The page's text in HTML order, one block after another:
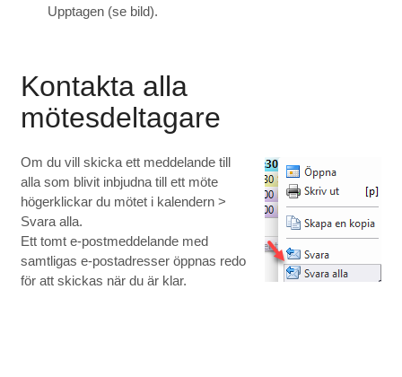
Upptagen (se bild).
Kontakta alla
mötesdeltagare
Om du vill skicka ett meddelande till
alla som blivit inbjudna till ett möte
högerklickar du mötet i kalendern >
Svara alla.
Ett tomt e-postmeddelande med
samtligas e-postadresser öppnas redo
för att skickas när du är klar.